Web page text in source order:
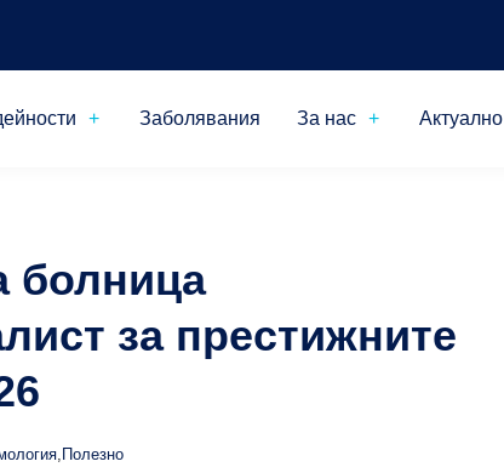
Заболявания За нас Актуално
болница
за престижните
, Полезно